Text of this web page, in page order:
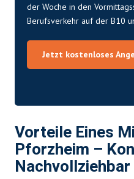
der Woche in den
Berufsverkehr auf der B10
Jetzt kostenloses
Vorteile Eines
Pforzheim –
Nachvollziehbar